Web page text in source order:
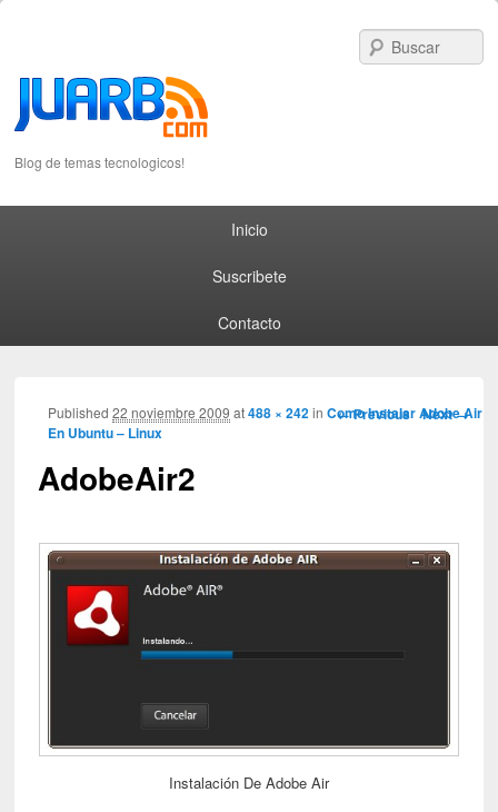
Blog de temas tecnologicos!
Inicio
Suscribete
Contacto
Image navigation
← Previous Next →
AdobeAir2
Published22 noviembre 2009 at488 × 242inComo Instalar Adobe Air
En Ubuntu – Linux
Instalación De Adobe Air